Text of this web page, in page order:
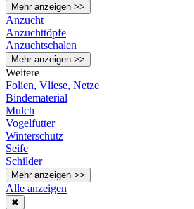
Mehr anzeigen >>
Anzucht
Anzuchttöpfe
Anzuchtschalen
Mehr anzeigen >>
Weitere
Folien, Vliese, Netze
Bindematerial
Mulch
Vogelfutter
Winterschutz
Seife
Schilder
Mehr anzeigen >>
Alle anzeigen
✖